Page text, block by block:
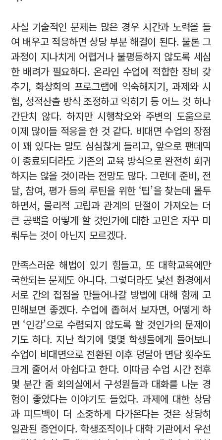
사실 기술적인 문제는 많은 경우 시간과 노력을 들
여 배우고 적응하면 상당 부분 해결이 된다. 물론 그
과정이 지나치게 어렵거나 불평등하지 않도록 세심
한 배려가 필요하다. 온라인 수업에 적합한 장비 갖
추기, 화상회의 프로그램에 익숙해지기, 과제와 시
험, 성적산출 방식 조정하고 익히기 등 어느 것 하나
간단치 않다. 하지만 시행착오와 주변의 도움으로
이제 많이들 적응을 한 것 같다. 비대면 수업의 장점
이 꽤 있다는 말도 심심찮게 들리고, 앞으로 팬데믹
이 종료되더라도 기존의 교육 방식으로 완전히 회귀
하지는 않을 것이라는 전망도 많다. 그런데 준비, 전
달, 참여, 평가 등의 루틴을 위한 ‘팁’을 찾는데 몰두
하면서, 물리적 고립과 관계의 단절이 가져오는 더
큰 공백을 어떻게 할 것인가에 대한 고민은 자꾸 미
뤄두는 것이 아닌지 모르겠다.
만족스러운 해법이 있기 힘들고, 또 대학교육에만
국한되는 문제도 아니다. 그렇더라도 낯선 환경에서
서로 간의 접점을 만들어나갈 방법에 대해 함께 고
민해보면 좋겠다. 수업에 좁혀서 보자면, 어떻게 하
면 ‘인강’으로 수렴되지 않도록 할 것인가의 문제이
기도 하다. 지난 학기에 몇몇 학생들에게 들어보니
수업이 비대면으로 전환된 이후 덩달아 면담 횟수도
크게 줄어서 아쉽다고 한다. 이따금 수업 시간 전후
몇 분간 줌 회의실에서 구성원들과 대화를 나눈 경
험이 좋았다는 이야기도 들었다. 과제에 대한 상담
과 피드백이 더 소중하게 다가온다는 것은 상당히
일관된 증언이다. 학생조직이나 대학 기관에서 우선